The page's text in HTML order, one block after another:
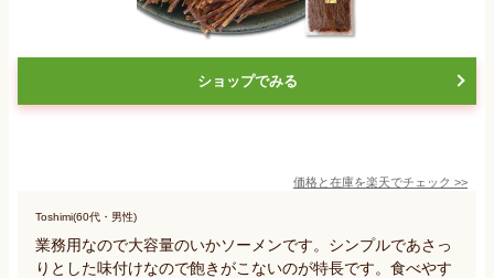
ショップでみる
価格と在庫を楽天でチェック >>
Toshimi(60代・男性)
業務用なので大容量のいかソーメンです。シンプルであさっ
りとした味付けなので飽きがこないのが特長です。食べやす